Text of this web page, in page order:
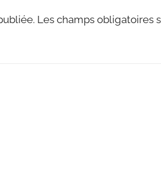
Les champs obligatoires